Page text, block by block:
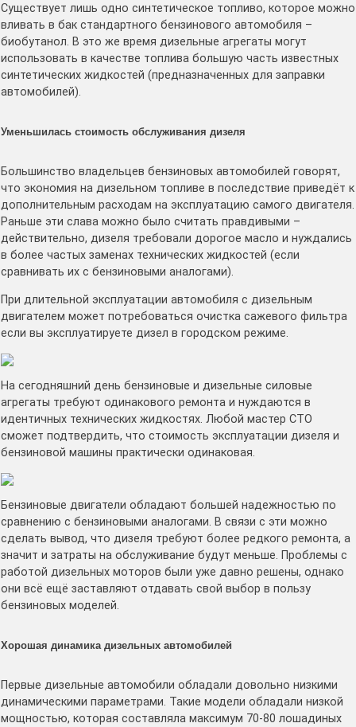
Существует лишь одно синтетическое топливо, которое можно
вливать в бак стандартного бензинового автомобиля –
биобутанол. В это же время дизельные агрегаты могут
использовать в качестве топлива большую часть известных
синтетических жидкостей (предназначенных для заправки
автомобилей).
Уменьшилась стоимость обслуживания дизеля
Большинство владельцев бензиновых автомобилей говорят,
что экономия на дизельном топливе в последствие приведёт к
дополнительным расходам на эксплуатацию самого двигателя.
Раньше эти слава можно было считать правдивыми –
действительно, дизеля требовали дорогое масло и нуждались
в более частых заменах технических жидкостей (если
сравнивать их с бензиновыми аналогами).
При длительной эксплуатации автомобиля с дизельным
двигателем может потребоваться очистка сажевого фильтра
если вы эксплуатируете дизел в городском режиме.
На сегодняшний день бензиновые и дизельные силовые
агрегаты требуют одинакового ремонта и нуждаются в
идентичных технических жидкостях. Любой мастер СТО
сможет подтвердить, что стоимость эксплуатации дизеля и
бензиновой машины практически одинаковая.
Бензиновые двигатели обладают большей надежностью по
сравнению с бензиновыми аналогами. В связи с эти можно
сделать вывод, что дизеля требуют более редкого ремонта, а
значит и затраты на обслуживание будут меньше. Проблемы с
работой дизельных моторов были уже давно решены, однако
они всё ещё заставляют отдавать свой выбор в пользу
бензиновых моделей.
Хорошая динамика дизельных автомобилей
Первые дизельные автомобили обладали довольно низкими
динамическими параметрами. Такие модели обладали низкой
мощностью, которая составляла максимум 70-80 лошадиных